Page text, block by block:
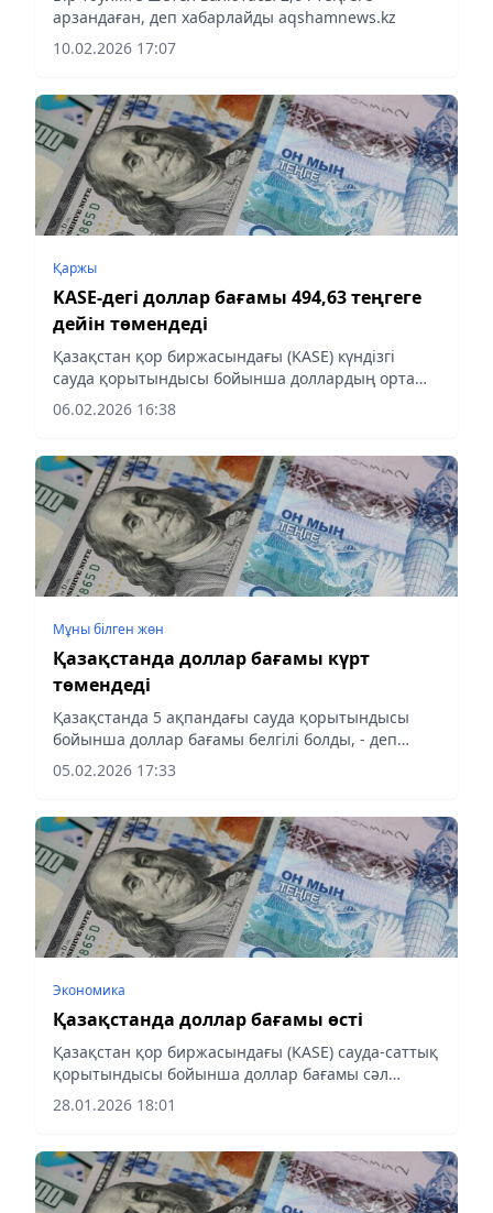
арзандаған, деп хабарлайды aqshamnews.kz
10.02.2026 17:07
Қаржы
KASE-дегі доллар бағамы 494,63 теңгеге
дейін төмендеді
Қазақстан қор биржасындағы (KASE) күндізгі
сауда қорытындысы бойынша доллардың орташа
сараланған бағамы 494,63 теңге болып, 0,13
теңгеге төмендеді, деп хабарлайды
06.02.2026 16:38
Мұны білген жөн
Қазақстанда доллар бағамы күрт
төмендеді
Қазақстанда 5 ақпандағы сауда қорытындысы
бойынша доллар бағамы белгілі болды, - деп
хабарлайды aqshamnews.kz тілшісі.
05.02.2026 17:33
Экономика
Қазақстанда доллар бағамы өсті
Қазақстан қор биржасындағы (KASE) сауда-саттық
қорытындысы бойынша доллар бағамы сәл
қымбаттады, - деп хабарлайды aqshamnews.kz
тілшісі.
28.01.2026 18:01